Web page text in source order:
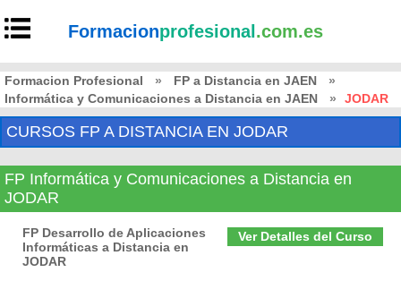
Formacionprofesional .com.es
Formacion Profesional » FP a Distancia en JAEN
»
Informática y Comunicaciones a Distancia en JAEN
» JODAR
CURSOS FP A DISTANCIA EN JODAR
FP Informática y Comunicaciones a Distancia en
JODAR
Ver Detalles del Curso
FP Desarrollo de Aplicaciones
Informáticas a Distancia en
JODAR